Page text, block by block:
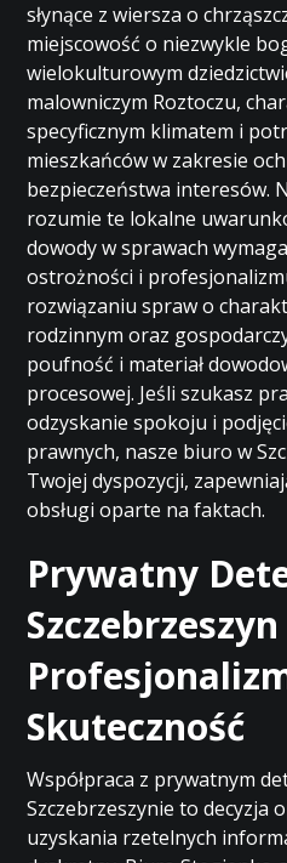
słynące z wiersza o
miejscowość o niezwykle
wielokulturowym
malowniczym Roztoczu,
specyficznym klimatem i
mieszkańców w zakresie
bezpieczeństwa interesów.
rozumie te lokalne
dowody w sprawach
ostrożności i
rozwiązaniu spraw o
rodzinnym oraz
poufność i materiał
procesowej. Jeśli szukasz
odzyskanie spokoju i
prawnych, nasze biuro w
Twojej dyspozycji,
obsługi oparte na faktach.
Prywatny
Szczebrzeszyn
Skuteczność
Współpraca z prywatnym
Szczebrzeszynie to decyzja
uzyskania rzetelnych